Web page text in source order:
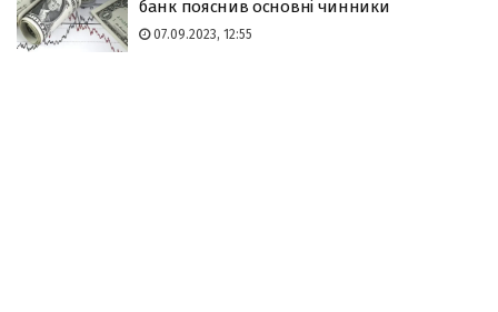
банк пояснив основні чинники
07.09.2023, 12:55